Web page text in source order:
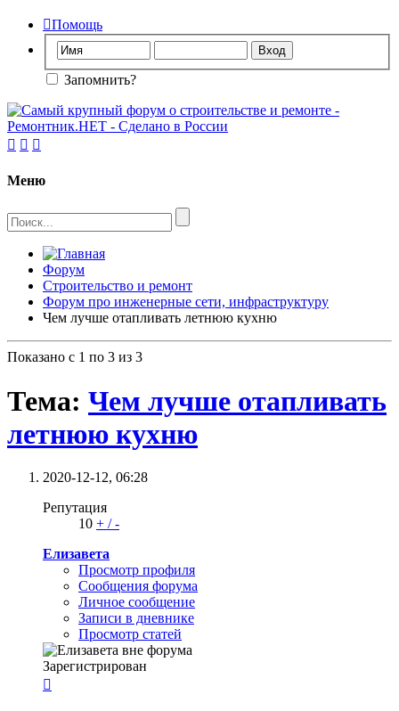
Помощь
Запомнить?
  
Меню
Форум
Строительство и ремонт
Форум про инженерные сети, инфраструктуру
Чем лучше отапливать летнюю кухню
Показано с 1 по 3 из 3
Тема: Чем лучше отапливать
летнюю кухню
2020-12-12, 06:28
Репутация
10 + /-
Елизавета
Просмотр профиля
Сообщения форума
Личное сообщение
Записи в дневнике
Просмотр статей
Зарегистрирован
